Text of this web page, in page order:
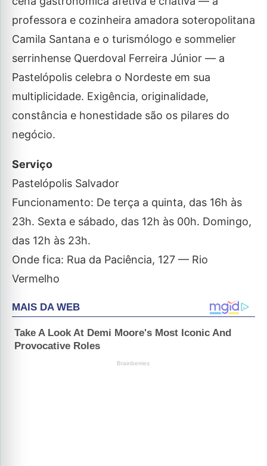
professora e cozinheira amadora soteropolitana
Camila Santana e o turismólogo e sommelier
serrinhense Querdoval Ferreira Júnior — a
Pastelópolis celebra o Nordeste em sua
multiplicidade. Exigência, originalidade,
constância e honestidade são os pilares do
negócio.
Serviço
Pastelópolis Salvador
Funcionamento: De terça a quinta, das 16h às
23h. Sexta e sábado, das 12h às 00h. Domingo,
das 12h às 23h.
Onde fica: Rua da Paciência, 127 — Rio
Vermelho